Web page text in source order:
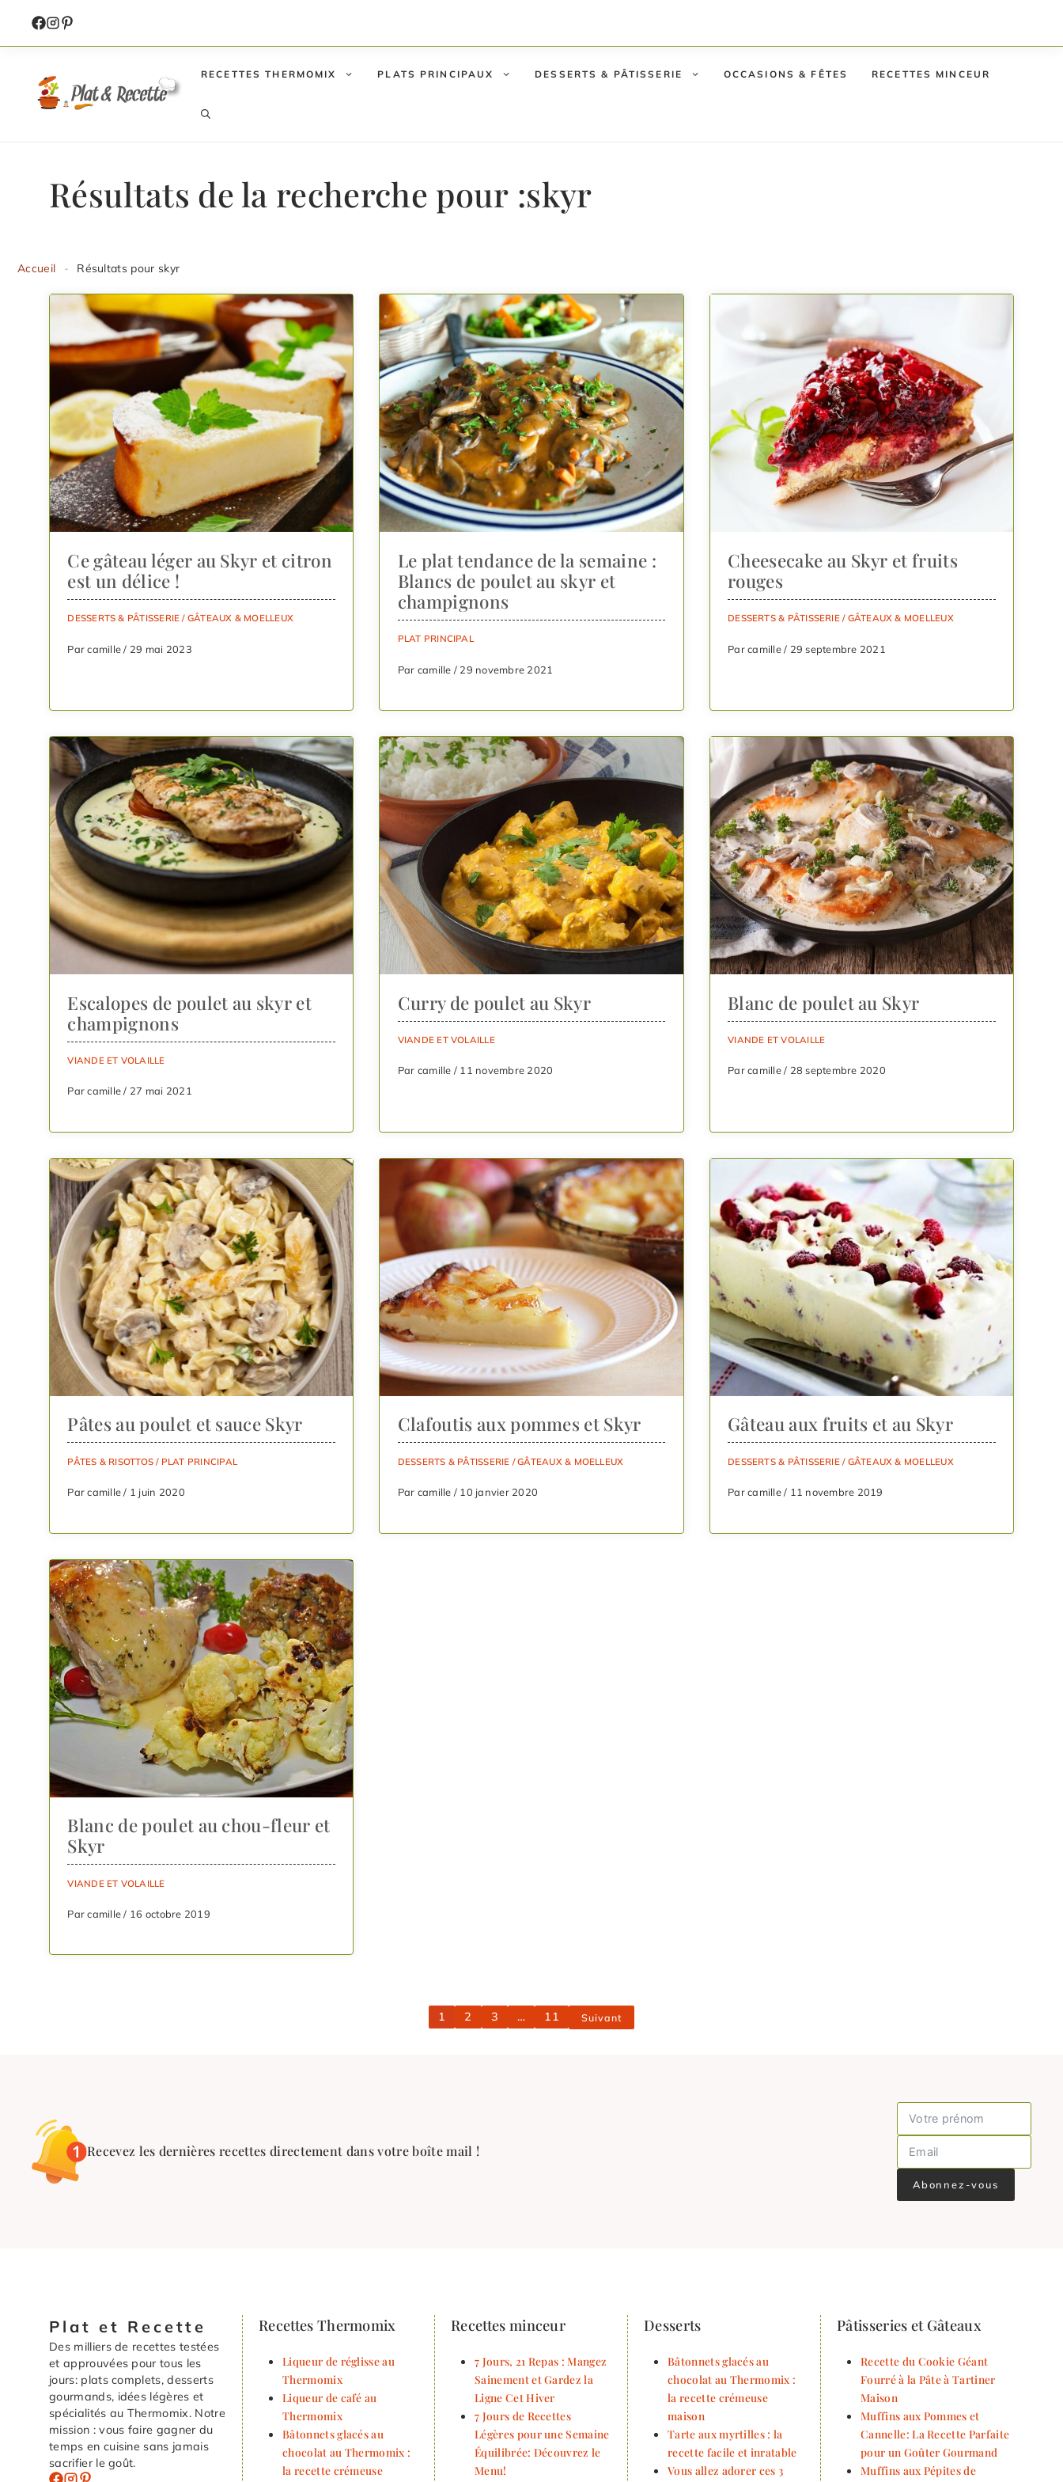
contenu
RECETTES THERMOMIX PLATS PRINCIPAUX DESSERTS & PÂTISSERIE OCCASIONS & FÊTES RECETTES MINCEUR
Résultats de la recherche pour :skyr
Accueil - Résultats pour skyr
Ce gâteau léger au Skyr et citron
est un délice !
DESSERTS & PÂTISSERIE / GÂTEAUX & MOELLEUX
Par camille / 29 mai 2023
Le plat tendance de la semaine :
Blancs de poulet au skyr et
champignons
PLAT PRINCIPAL
Par camille / 29 novembre 2021
Cheesecake au Skyr et fruits
rouges
DESSERTS & PÂTISSERIE/ GÂTEAUX & MOELLEUX
Par camille / 29 septembre 2021
Escalopes de poulet au skyr et
champignons
VIANDE ET VOLAILLE
Par camille / 27 mai 2021
Curry de poulet au Skyr
VIANDE ET VOLAILLE
Par camille / 11 novembre 2020
Blanc de poulet au Skyr
VIANDE ET VOLAILLE
Par camille / 28 septembre 2020
Pâtes au poulet et sauce Skyr
PÂTES & RISOTTOS / PLAT PRINCIPAL
Par camille / 1 juin 2020
Clafoutis aux pommes et Skyr
DESSERTS & PÂTISSERIE /GÂTEAUX & MOELLEUX
Par camille / 10 janvier 2020
Gâteau aux fruits et au Skyr
DESSERTS & PÂTISSERIE/ GÂTEAUX & MOELLEUX
Par camille / 11 novembre 2019
Blanc de poulet au chou-fleur et
Skyr
VIANDE ET VOLAILLE
Par camille / 16 octobre 2019
1 2 3 … 11 Suivant
Recevez les dernières recettes directement dans votre boîte mail !
Abonnez-vous
Plat et Recette
Des milliers de recettes testées
et approuvées pour tous les
jours: plats complets, desserts
gourmands, idées légères et
spécialités au Thermomix. Notre
mission : vous faire gagner du
temps en cuisine sans jamais
sacrifier le goût.
Recettes Thermomix
Liqueur de réglisse au
Thermomix
Liqueur de café au
Thermomix
Bâtonnets glacés au
chocolat au Thermomix :
la recette crémeuse
Recettes minceur
7 Jours, 21 Repas : Mangez
Sainement et Gardez la
Ligne Cet Hiver
7 Jours de Recettes
Légères pour une Semaine
Équilibrée: Découvrez le
Menu!
Desserts
Bâtonnets glacés au
chocolat au Thermomix :
la recette crémeuse
maison
Tarte aux myrtilles : la
recette facile et inratable
Vous allez adorer ces 3
Pâtisseries et Gâteaux
Recette du Cookie Géant
Fourré à la Pâte à Tartiner
Maison
Muffins aux Pommes et
Cannelle: La Recette Parfaite
pour un Goûter Gourmand
Muffins aux Pépites de